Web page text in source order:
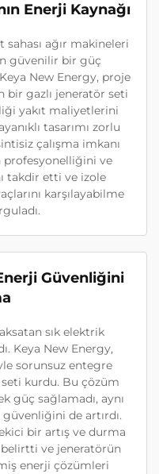
Enerji Kaynağı
ağır makineleri
güvenilir bir güç
New Energy, proje
bir gazlı jeneratör seti
yakıt maliyetlerini
tasarımı zorlu
çalışma imkanı
profesyonelliğini ve
takdir etti ve izole
karşılayabilme
Güvenliğini
sık elektrik
Keya New Energy,
sorunsuz entegre
kurdu. Bu çözüm
güç sağlamadı, aynı
de artırdı.
bir artış ve durma
belirtti ve jeneratörün
enerji çözümleri